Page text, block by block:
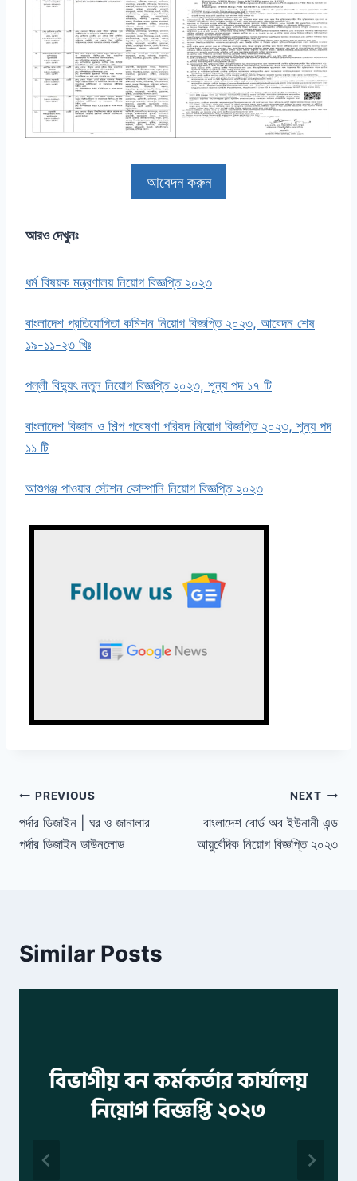
আবেদন করুন
আরও দেখুনঃ
ধর্ম বিষয়ক মন্ত্রণালয় নিয়োগ বিজ্ঞপ্তি ২০২৩
বাংলাদেশ প্রতিযোগিতা কমিশন নিয়োগ বিজ্ঞপ্তি ২০২৩, আবেদন শেষ
১৯-১১-২৩ খিঃ
পল্লী বিদ্যুৎ নতুন নিয়োগ বিজ্ঞপ্তি ২০২৩, শূন্য পদ ১৭ টি
বাংলাদেশ বিজ্ঞান ও শিল্প গবেষণা পরিষদ নিয়োগ বিজ্ঞপ্তি ২০২৩, শূন্য পদ
১১ টি
আশুগঞ্জ পাওয়ার স্টেশন কোম্পানি নিয়োগ বিজ্ঞপ্তি ২০২৩
Post
navigation
PREVIOUS
পর্দার ডিজাইন | ঘর ও জানালার
পর্দার ডিজাইন ডাউনলোড
NEXT
বাংলাদেশ বোর্ড অব ইউনানী এন্ড
আয়ুর্বেদিক নিয়োগ বিজ্ঞপ্তি ২০২৩
Similar Posts